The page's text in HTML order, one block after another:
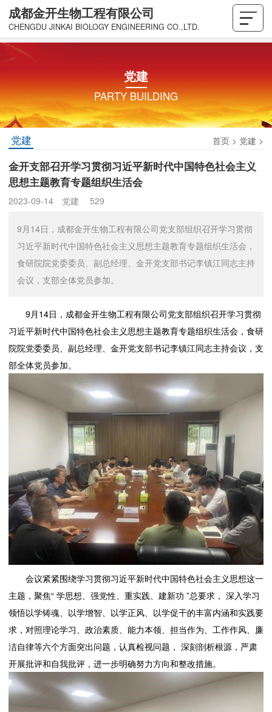
成都金开生物工程有限公司
CHENGDU JINKAI BIOLOGY ENGINEERING CO.,LTD.
党建
PARTY BUILDING
党建 首页 > 党建 >
金开支部召开学习贯彻习近平新时代中国特色社会主义
思想主题教育专题组织生活会
2023-09-14 党建 529
9月14日，成都金开生物工程有限公司党支部组织召开学习贯彻
习近平新时代中国特色社会主义思想主题教育专题组织生活会，
食研院院党委委员、副总经理、金开党支部书记李镇江同志主持
会议，支部全体党员参加。
9月14日，成都金开生物工程有限公司党支部组织召开学习贯彻
习近平新时代中国特色社会主义思想主题教育专题组织生活会，食研
院院党委委员、副总经理、金开党支部书记李镇江同志主持会议，支
部全体党员参加。
会议紧紧围绕学习贯彻习近平新时代中国特色社会主义思想这一
主题，聚焦“ 学思想、强党性、重实践、建新功 ”总要求， 深入学习
领悟以学铸魂、以学增智、以学正风、以学促干的丰富内涵和实践要
求，对照理论学习、政治素质、能力本领、担当作为、工作作风、廉
洁自律等六个方面突出问题，认真检视问题， 深刻剖析根源，严肃
开展批评和自我批评，进一步明确努力方向和整改措施。